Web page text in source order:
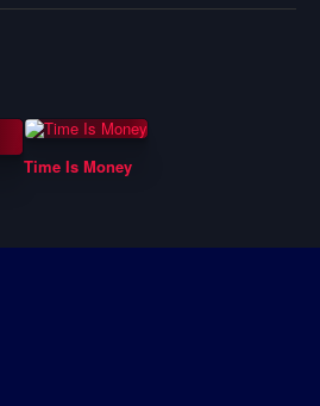
Time Is Money